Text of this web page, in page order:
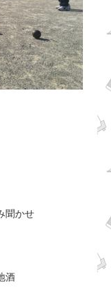
聞かせ
酒